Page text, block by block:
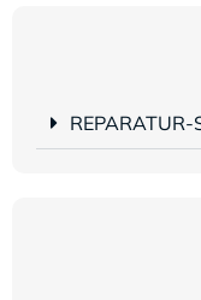
REPARATUR-